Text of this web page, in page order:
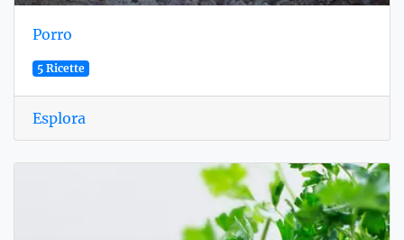
Porro
5 Ricette
Esplora